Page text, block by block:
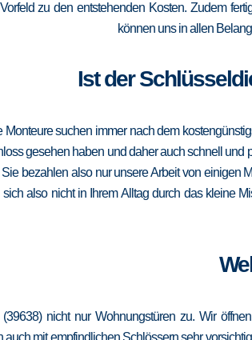
zu den entstehenden Kosten. Zudem
können uns in allen
Ist der
suchen immer nach dem
gesehen haben und daher auch schnell
bezahlen also nur unsere Arbeit von einigen
also nicht in Ihrem Alltag durch das kleine
nicht nur Wohnungstüren zu. Wir
mit empfindlichen Schlössern sehr